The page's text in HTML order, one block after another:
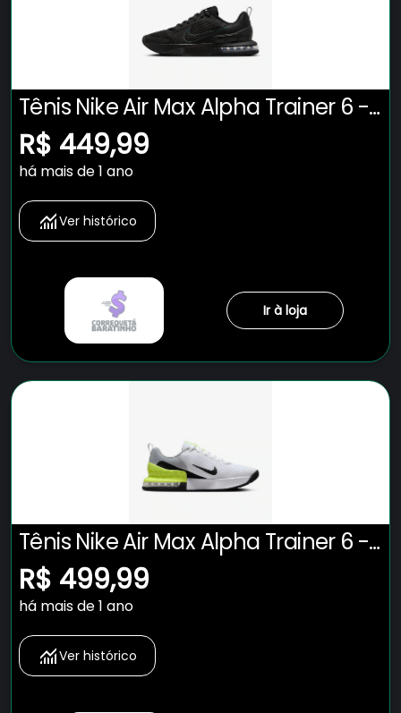
Tênis Nike Air Max Alpha Trainer 6 -
Masculino
R$ 449,99
há mais de 1 ano
Ver histórico
Ir à loja
Tênis Nike Air Max Alpha Trainer 6 -
Masculino
R$ 499,99
há mais de 1 ano
Ver histórico